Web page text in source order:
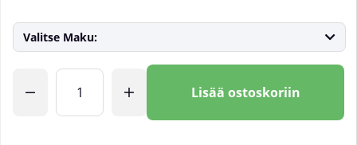
Valitse Maku:
Lisää ostoskoriin